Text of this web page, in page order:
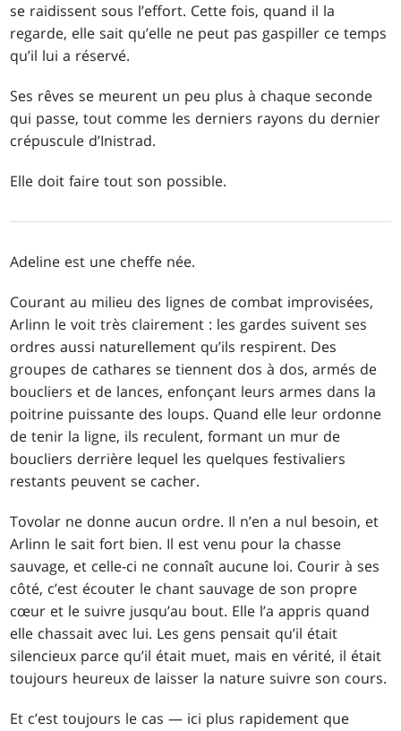
se raidissent sous l’effort. Cette fois, quand il la
regarde, elle sait qu’elle ne peut pas gaspiller ce temps
qu’il lui a réservé.
Ses rêves se meurent un peu plus à chaque seconde
qui passe, tout comme les derniers rayons du dernier
crépuscule d’Inistrad.
Elle doit faire tout son possible.
Adeline est une cheffe née.
Courant au milieu des lignes de combat improvisées,
Arlinn le voit très clairement : les gardes suivent ses
ordres aussi naturellement qu’ils respirent. Des
groupes de cathares se tiennent dos à dos, armés de
boucliers et de lances, enfonçant leurs armes dans la
poitrine puissante des loups. Quand elle leur ordonne
de tenir la ligne, ils reculent, formant un mur de
boucliers derrière lequel les quelques festivaliers
restants peuvent se cacher.
Tovolar ne donne aucun ordre. Il n’en a nul besoin, et
Arlinn le sait fort bien. Il est venu pour la chasse
sauvage, et celle-ci ne connaît aucune loi. Courir à ses
côté, c’est écouter le chant sauvage de son propre
cœur et le suivre jusqu’au bout. Elle l’a appris quand
elle chassait avec lui. Les gens pensait qu’il était
silencieux parce qu’il était muet, mais en vérité, il était
toujours heureux de laisser la nature suivre son cours.
Et c’est toujours le cas — ici plus rapidement que